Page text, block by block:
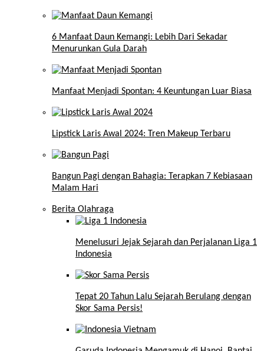
6 Manfaat Daun Kemangi: Lebih Dari Sekadar
Menurunkan Gula Darah
Manfaat Menjadi Spontan: 4 Keuntungan Luar Biasa
Lipstick Laris Awal 2024: Tren Makeup Terbaru
Bangun Pagi dengan Bahagia: Terapkan 7 Kebiasaan
Malam Hari
Berita Olahraga
Menelusuri Jejak Sejarah dan Perjalanan Liga 1
Indonesia
Tepat 20 Tahun Lalu Sejarah Berulang dengan
Skor Sama Persis!